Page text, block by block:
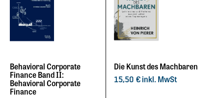
Behavioral Corporate
Finance Band II:
Behavioral Corporate
Finance
Die Kunst des Machbaren
15,50 € inkl. MwSt